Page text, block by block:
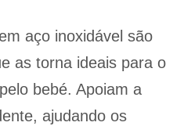
aço inoxidável são
as torna ideais para o
bebé. Apoiam a
ajudando os